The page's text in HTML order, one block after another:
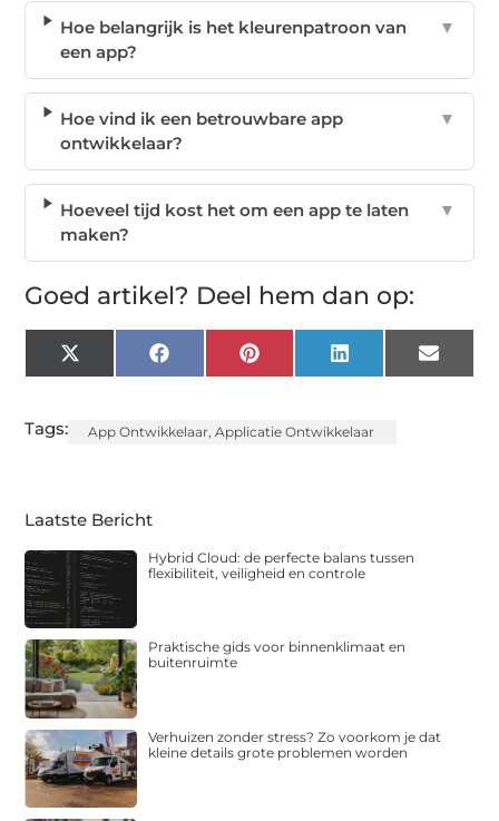
Hoe belangrijk is het kleurenpatroon van
een app?
▼
Hoe vind ik een betrouwbare app
ontwikkelaar?
▼
Hoeveel tijd kost het om een app te laten
maken?
▼
Goed artikel? Deel hem dan op:
X
(Twitter)
FacebookPinterest LinkedIn Email
Tags: App Ontwikkelaar ,Applicatie Ontwikkelaar
Laatste Bericht
Hybrid Cloud: de perfecte balans tussen
flexibiliteit, veiligheid en controle
Praktische gids voor binnenklimaat en
buitenruimte
Verhuizen zonder stress? Zo voorkom je dat
kleine details grote problemen worden